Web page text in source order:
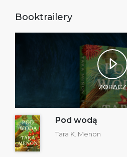
Booktrailery
ZOBACZ
Pod wodą
Tara K. Menon